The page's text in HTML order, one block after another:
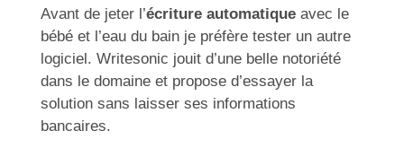
Avant de jeter l’écriture automatiqueavec le
bébé et l’eau du bain je préfère tester un autre
logiciel. Writesonic jouit d’une belle notoriété
dans le domaine et propose d’essayer la
solution sans laisser ses informations
bancaires.